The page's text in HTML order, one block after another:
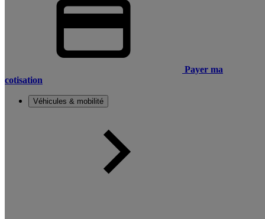
Payer ma
cotisation
Véhicules & mobilité